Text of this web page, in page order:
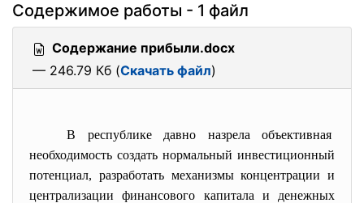
Содержимое работы - 1 файл
Содержание прибыли.docx
— 246.79 Кб (Скачать файл)
В республике давно назрела объективная
необходимость создать нормальный инвестиционный
потенциал, разработать механизмы концентрации и
централизации финансового капитала и денежных